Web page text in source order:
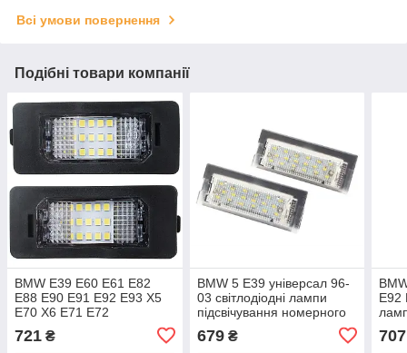
Всі умови повернення
Подібні товари компанії
BMW E39 E60 E61 E82
E88 E90 E91 E92 E93 X5
E70 X6 E71 E72
підсвічування номерного
721 ₴
BMW 5 E39 універсал 96-
03 світлодіодні лампи
підсвічування номерного
679₴
E92
707